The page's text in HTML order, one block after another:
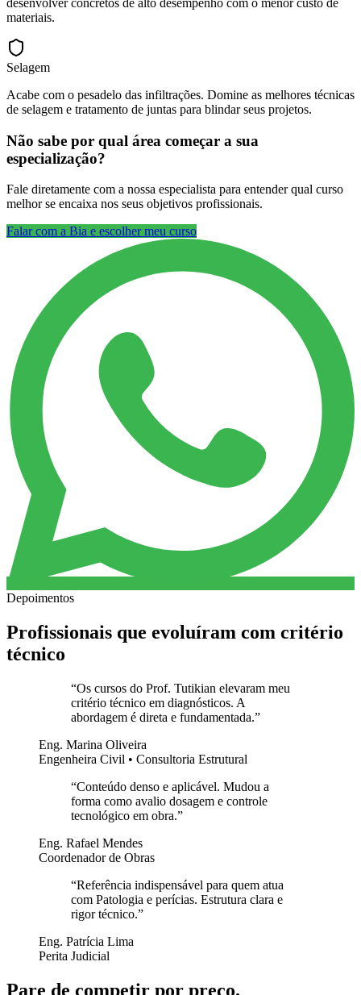
materiais.
Selagem
Acabe com o pesadelo das infiltrações. Domine as melhores técnicas
de selagem e tratamento de juntas para blindar seus projetos.
Não sabe por qual área começar a sua
especialização?
Fale diretamente com a nossa especialista para entender qual curso
melhor se encaixa nos seus objetivos profissionais.
Falar com a Bia e escolher meu curso
Depoimentos
Profissionais que evoluíram com critério
técnico
“Os cursos do Prof. Tutikian elevaram meu
critério técnico em diagnósticos. A
abordagem é direta e fundamentada.”
Eng. Marina Oliveira
Engenheira Civil • Consultoria Estrutural
“Conteúdo denso e aplicável. Mudou a
forma como avalio dosagem e controle
tecnológico em obra.”
Eng. Rafael Mendes
Coordenador de Obras
“Referência indispensável para quem atua
com Patologia e perícias. Estrutura clara e
rigor técnico.”
Eng. Patrícia Lima
Perita Judicial
Pare de competir por preço.